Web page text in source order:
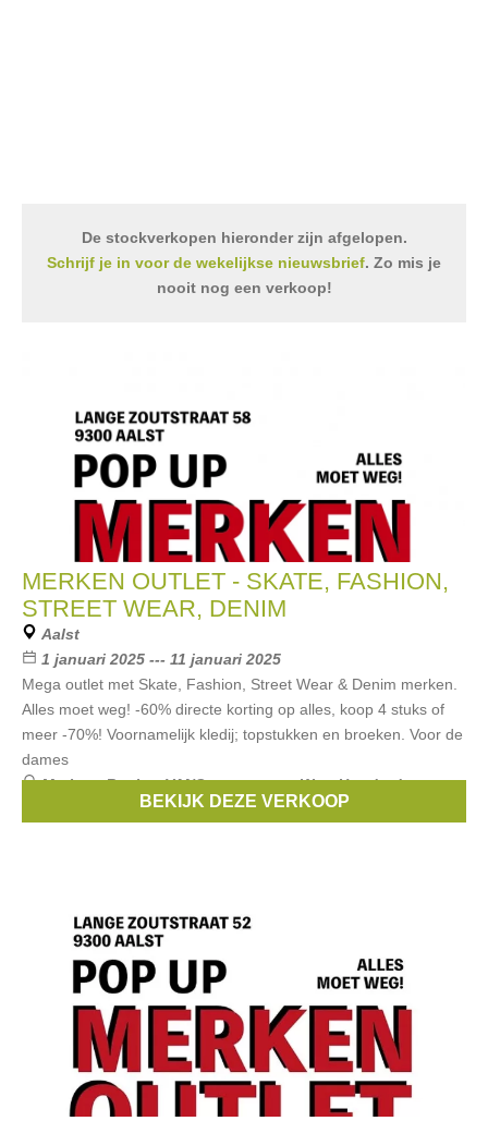
De stockverkopen hieronder zijn afgelopen.
Schrijf je in voor de wekelijkse nieuwsbrief. Zo mis je
nooit nog een verkoop!
MERKEN OUTLET - SKATE, FASHION,
STREET WEAR, DENIM
Aalst
1 januari 2025 --- 11 januari 2025
Mega outlet met Skate, Fashion, Street Wear & Denim merken.
Alles moet weg! -60% directe korting op alles, koop 4 stuks of
meer -70%! Voornamelijk kledij; topstukken en broeken. Voor de
dames
Merken:Replay,VANS,santa cruz,Won Hundred,
BEKIJK DEZE VERKOOP